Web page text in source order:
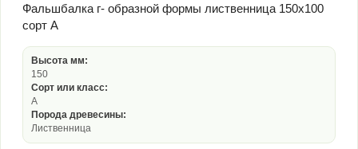
Фальшбалка г- образной формы лиственница 150х100
сорт А
Высота мм:
150
Сорт или класс:
А
Порода древесины:
Лиственница